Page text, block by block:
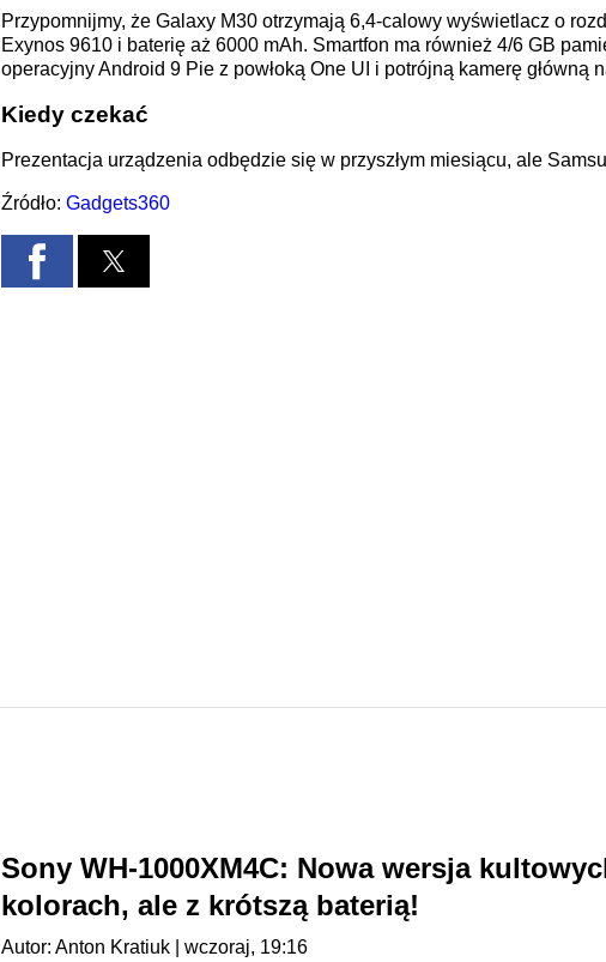
Przypomnijmy, że Galaxy M30 otrzymają 6,4-calowy wyświetlacz o
Exynos 9610 i baterię aż 6000 mAh. Smartfon ma również 4/6 GB
operacyjny Android 9 Pie z powłoką One UI i potrójną kamerę główną
Kiedy czekać
Prezentacja urządzenia odbędzie się w przyszłym miesiącu, ale
Źródło: Gadgets360